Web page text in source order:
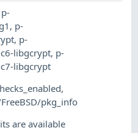
p-
, p-
, p-
libgcrypt, p-
libgcrypt
,
pkg_info
are available